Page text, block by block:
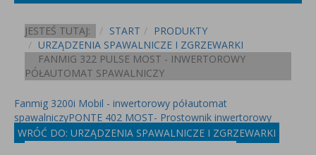
JESTEŚ TUTAJ: START
PRODUKTY
URZĄDZENIA SPAWALNICZE I ZGRZEWARKI
FANMIG 322 PULSE MOST - INWERTOROWY
PÓŁAUTOMAT SPAWALNICZY
Fanmig 3200i Mobil - inwertorowy półautomat
spawalniczyPONTE 402 MOST- Prostownik inwertorowy
WRÓĆ DO: URZĄDZENIA SPAWALNICZE I ZGRZEWARKI